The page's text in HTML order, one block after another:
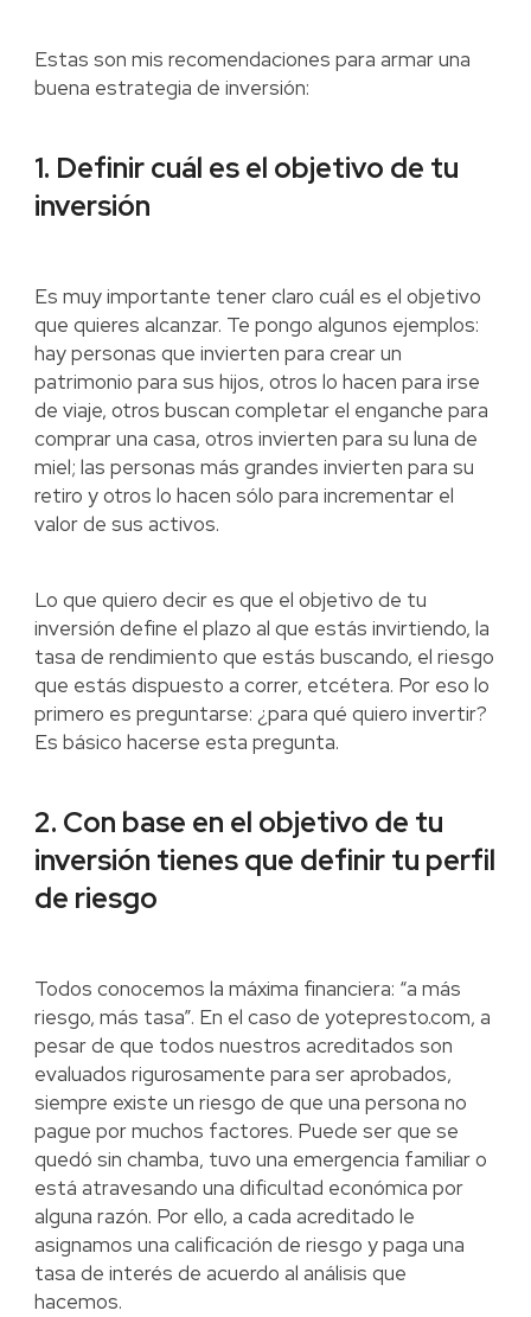
Estas son mis recomendaciones para armar una
buena estrategia de inversión:
1. Definir cuál es el objetivo de tu
inversión
Es muy importante tener claro cuál es el objetivo
que quieres alcanzar. Te pongo algunos ejemplos:
hay personas que invierten para crear un
patrimonio para sus hijos, otros lo hacen para irse
de viaje, otros buscan completar el enganche para
comprar una casa, otros invierten para su luna de
miel; las personas más grandes invierten para su
retiro y otros lo hacen sólo para incrementar el
valor de sus activos.
Lo que quiero decir es que el objetivo de tu
inversión define el plazo al que estás invirtiendo, la
tasa de rendimiento que estás buscando, el riesgo
que estás dispuesto a correr, etcétera. Por eso lo
primero es preguntarse: ¿para qué quiero invertir?
Es básico hacerse esta pregunta.
2. Con base en el objetivo de tu
inversión tienes que definir tu perfil
de riesgo
Todos conocemos la máxima financiera: “a más
riesgo, más tasa”. En el caso de yotepresto.com, a
pesar de que todos nuestros acreditados son
evaluados rigurosamente para ser aprobados,
siempre existe un riesgo de que una persona no
pague por muchos factores. Puede ser que se
quedó sin chamba, tuvo una emergencia familiar o
está atravesando una dificultad económica por
alguna razón. Por ello, a cada acreditado le
asignamos una calificación de riesgo y paga una
tasa de interés de acuerdo al análisis que
hacemos.